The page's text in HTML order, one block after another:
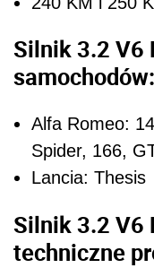
Silnik 3.2 V6
samochodów:
Alfa Romeo:
Spider, 166,
Lancia: Thesis
Silnik 3.2 V6
techniczne